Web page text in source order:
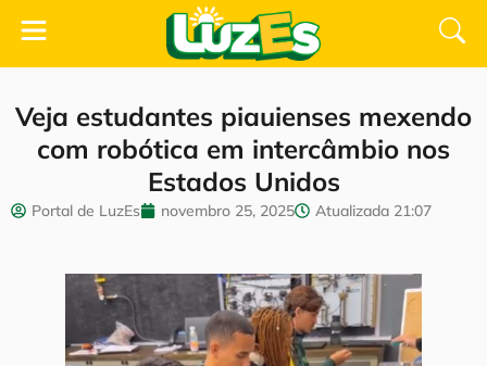
Veja estudantes piauienses mexendo
com robótica em intercâmbio nos
Estados Unidos
Portal de LuzEs novembro 25, 2025 Atualizada 21:07